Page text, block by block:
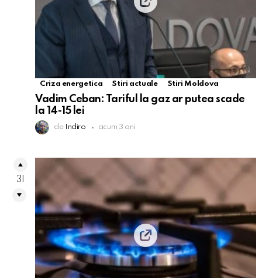
Criza energetica Stiri actuale Stiri Moldova
Vadim Ceban: Tariful la gaz ar putea scade
la 14-15 lei
de Indiro acum 3 ani
31